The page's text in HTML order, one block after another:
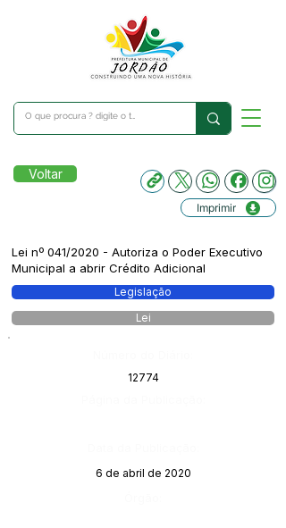
Voltar
Imprimir
Lei nº 041/2020 - Autoriza o Poder Executivo
Municipal a abrir Crédito Adicional
Legislação
Lei
12774
6 de abril de 2020